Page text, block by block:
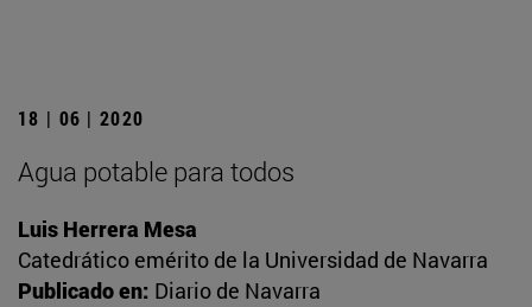
18 | 06 | 2020
Agua potable para todos
Luis Herrera Mesa
Catedrático emérito de la Universidad de Navarra
Publicado en: Diario de Navarra